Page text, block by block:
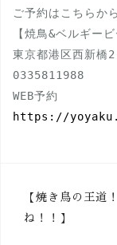
ご予約はこちらから
【焼鳥&ベルギー
0335811988
https://
投
稿
【焼き鳥の王道
ね！！】